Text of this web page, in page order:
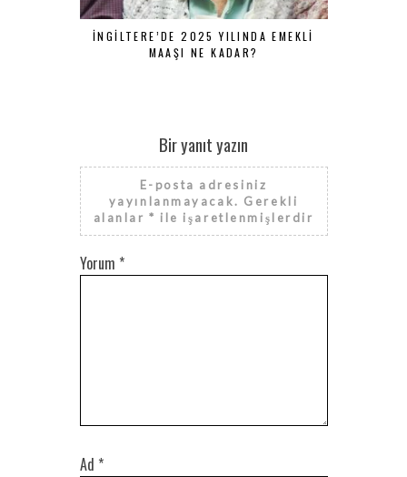
İNGILTERE’DE 2025 YILINDA EMEKLI
MAAŞI NE KADAR?
Bir yanıt yazın
E-posta adresiniz
yayınlanmayacak. Gerekli
alanlar* ile işaretlenmişlerdir
Yorum *
Ad *